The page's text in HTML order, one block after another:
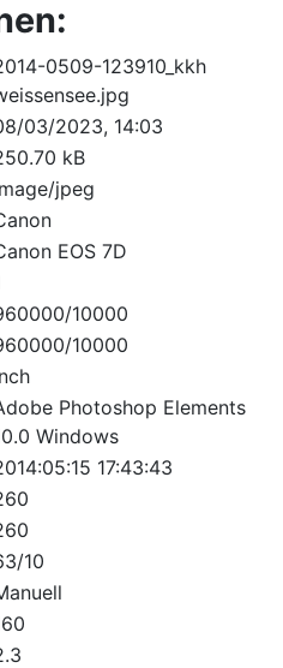
0509-123910_kkh
03/2023, 14:03
kB
jpeg
EOS 7D
10000
10000
Photoshop Elements
Windows
17:43:43
10